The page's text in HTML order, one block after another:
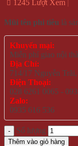
1245 Lượt Xem
Mũi tên phi tiêu là
Khuyến mại:
Miễn phí giao nội
Địa Chỉ:
714/17 Nguyễn
Điện Thoại:
028 6261 0065 -
Zalo:
0935 616 536
Số lượng
Thêm vào giỏ hàng